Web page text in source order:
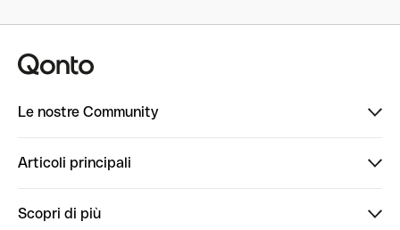
Le nostre Community
PowerUp
Articoli principali
Scopri di più